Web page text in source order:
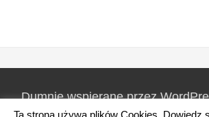
Dumnie wspierane przez
FlyMagby